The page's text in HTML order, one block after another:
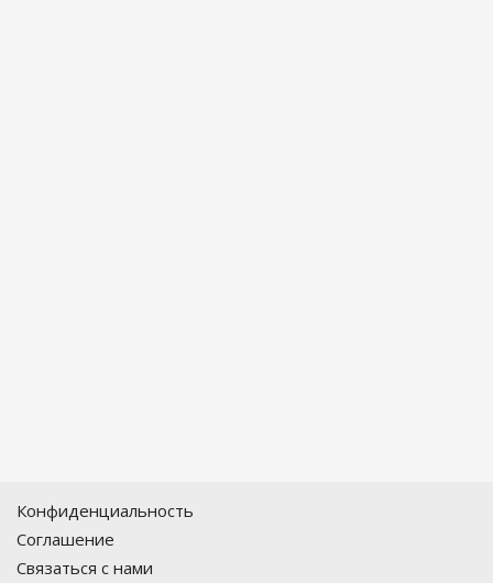
Конфиденциальность
Соглашение
Связаться с нами